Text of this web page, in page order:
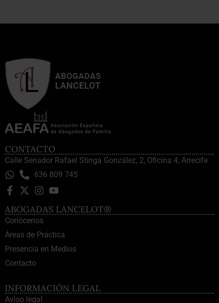
CONTACTO
Calle Senador Rafael Stinga González, 2, Oficina 4, Arrecife
636 809 745
ABOGADAS LANCELOT®
Conócenos
Áreas de Práctica
Presencia en Medios
Contacto
INFORMACIÓN LEGAL
Aviso legal